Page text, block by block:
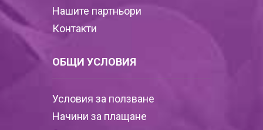
Нашите партньори
Контакти
ОБЩИ УСЛОВИЯ
Условия за ползване
Начини за плащане